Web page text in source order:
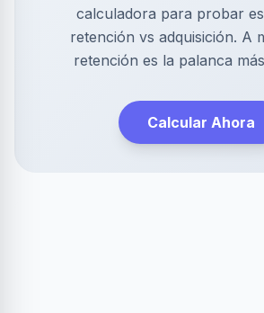
calculadora para probar
retención vs adquisición. A
retención es la palanca
Calcular Ahora